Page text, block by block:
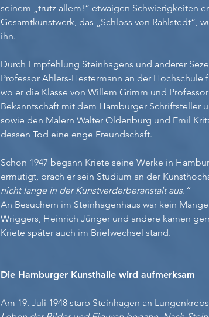
seinem „trutz allem!“ etwaigen Schwierigkeiten
Gesamtkunstwerk, das „Schloss von Rahlstedt“,
ihn.
Durch Empfehlung Steinhagens und anderer
Professor Ahlers-Hestermann an der
wo er die Klasse von Willem Grimm und
Bekanntschaft mit dem Hamburger Schriftsteller
sowie den Malern Walter Oldenburg und Emil
dessen Tod eine enge Freundschaft.
Schon 1947 begann Kriete seine Werke in
ermutigt, brach er sein Studium an der
nicht lange in der Kunstverderberanstalt aus.“
An Besuchern im Steinhagenhaus war kein
Wriggers, Heinrich Jünger und andere kamen
Kriete später auch im Briefwechsel stand.
Die Hamburger Kunsthalle wird aufmerksam
Am 19. Juli 1948 starb Steinhagen an